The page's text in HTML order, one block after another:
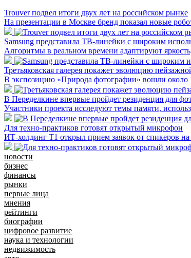
Trouver подвел итоги двух лет на российском рынке
На презентации в Москве бренд показал новые
Samsung представила ТВ-линейки с широким
Алгоритмы в реальном времени адаптируют
Третьяковская галерея покажет эволюцию
В экспозицию «Природа фотографии» вошли около
В Переделкине впервые пройдет резиденция для
Участники проекта исследуют темы памяти,
Для техно-практиков готовят открытый микрофон
ИТ-холдинг Т1 открыл прием заявок от спикеров
новости
бизнес
финансы
рынки
первые лица
мнения
рейтинги
биографии
цифровое развитие
наука и технологии
недвижимость